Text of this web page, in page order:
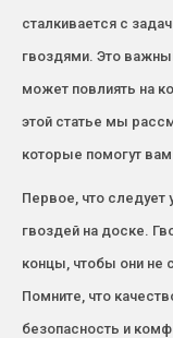
сталкивается с
гвоздями. Это
может повлиять на
этой статье мы
которые помогут
Первое, что следует
гвоздей на доске.
концы, чтобы они не
Помните, что
безопасность и